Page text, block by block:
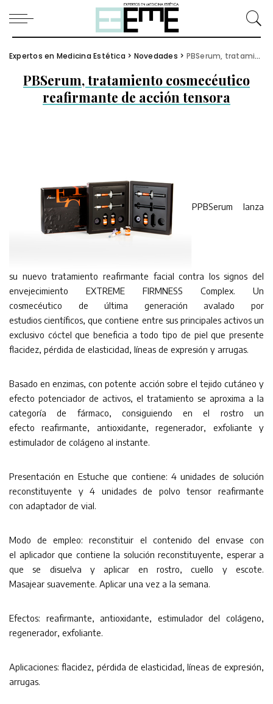
Expertos en Medicina Estética > Novedades > PBSerum, tratamiento cosmecéutico reafirmante de acción tensora
PBSerum, tratamiento cosmecéutico
reafirmante de acción tensora
PPBSerum lanza
su nuevo tratamiento reafirmante facial contra los signos del
envejecimiento EXTREME FIRMNESS Complex. Un
cosmecéutico de última generación avalado por
estudios científicos, que contiene entre sus principales activos un
exclusivo cóctel que beneficia a todo tipo de piel que presente
flacidez, pérdida de elasticidad, líneas de expresión y arrugas.
Basado en enzimas, con potente acción sobre el tejido cutáneo y
efecto potenciador de activos, el tratamiento se aproxima a la
categoría de fármaco, consiguiendo en el rostro un
efecto reafirmante, antioxidante, regenerador, exfoliante y
estimulador de colágeno al instante.
Presentación en Estuche que contiene: 4 unidades de solución
reconstituyente y 4 unidades de polvo tensor reafirmante
con adaptador de vial.
Modo de empleo: reconstituir el contenido del envase con
el aplicador que contiene la solución reconstituyente, esperar a
que se disuelva y aplicar en rostro, cuello y escote.
Masajear suavemente. Aplicar una vez a la semana.
Efectos: reafirmante, antioxidante, estimulador del colágeno,
regenerador, exfoliante.
Aplicaciones: flacidez, pérdida de elasticidad, líneas de expresión,
arrugas.